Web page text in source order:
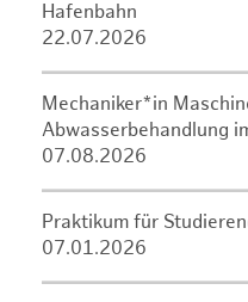
Hafenbahn
22.07.2026
Mechaniker*in
Abwasserbehandlung
07.08.2026
Praktikum für
07.01.2026